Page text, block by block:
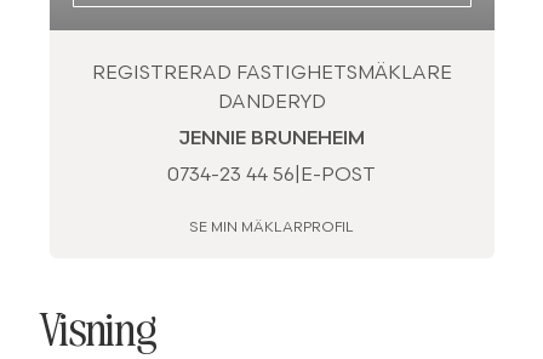
REGISTRERAD FASTIGHETSMÄKLARE
DANDERYD
JENNIE BRUNEHEIM
0734-23 44 56 E-POST
SE MIN MÄKLARPROFIL
Visning